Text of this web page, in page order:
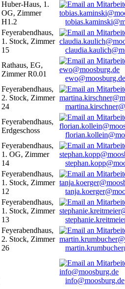
Huber-Haus, 1.
OG, Zimmer
H1.2
Feyerabendhaus,
1. Stock, Zimmer
15
Rathaus, EG,
Zimmer R0.01
ewo@moosburg.de
Feyerabendhaus,
2. Stock, Zimmer
24
Feyerabendhaus,
Erdgeschoss
Feyerabendhaus,
1. OG, Zimmer
14
Feyerabendhaus,
1. Stock, Zimmer
12
Feyerabendhaus,
1. Stock, Zimmer
13
Feyerabendhaus,
2. Stock, Zimmer
26
info@moosburg.de